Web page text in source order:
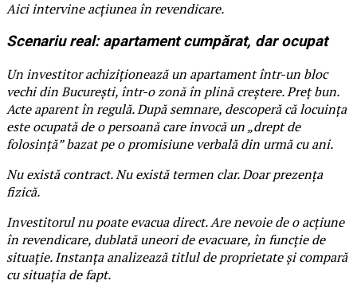
Aici intervine acțiunea în revendicare.
Scenariu real: apartament cumpărat, dar ocupat
Un investitor achiziționează un apartament într-un bloc
vechi din București, într-o zonă în plină creștere. Preț bun.
Acte aparent în regulă. După semnare, descoperă că locuința
este ocupată de o persoană care invocă un „drept de
folosință” bazat pe o promisiune verbală din urmă cu ani.
Nu există contract. Nu există termen clar. Doar prezența
fizică.
Investitorul nu poate evacua direct. Are nevoie de o acțiune
în revendicare, dublată uneori de evacuare, în funcție de
situație. Instanța analizează titlul de proprietate și compară
cu situația de fapt.